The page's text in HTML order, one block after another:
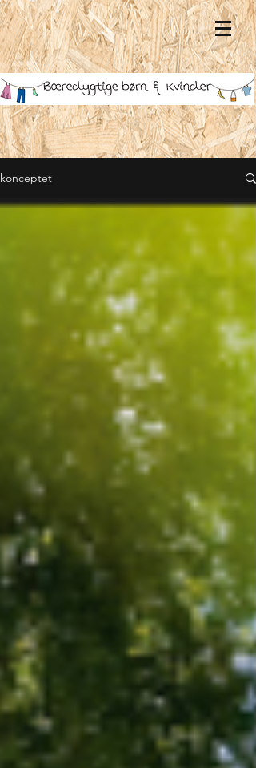
konceptet